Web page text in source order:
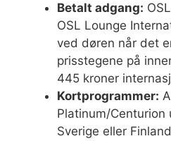
Betalt adgang:
OSL Lounge
ved døren når det
prisstegene på
445 kroner
Kortprogrammer:
Platinum/Centurion
Sverige eller